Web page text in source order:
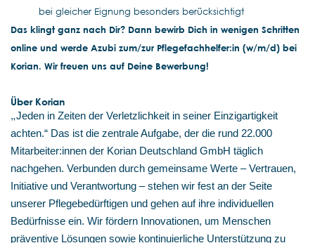
bei gleicher Eignung besonders berücksichtigt
Das klingt ganz nach Dir? Dann bewirb Dich in wenigen Schritten
online und werde Azubi zum/zur Pflegefachhelfer:in (w/m/d) bei
Korian. Wir freuen uns auf Deine Bewerbung!
Über Korian
„Jeden in Zeiten der Verletzlichkeit in seiner Einzigartigkeit
achten.“ Das ist die zentrale Aufgabe, der die rund 22.000
Mitarbeiter:innen der Korian Deutschland GmbH täglich
nachgehen. Verbunden durch gemeinsame Werte – Vertrauen,
Initiative und Verantwortung – stehen wir fest an der Seite
unserer Pflegebedürftigen und gehen auf ihre individuellen
Bedürfnisse ein. Wir fördern Innovationen, um Menschen
präventive Lösungen sowie kontinuierliche Unterstützung zu